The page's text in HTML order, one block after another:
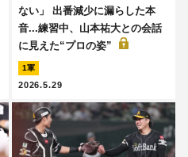
ない」 出番減少に漏らした本
音...練習中、山本祐大との会話
に見えた“プロの姿”
1軍
2026.5.29